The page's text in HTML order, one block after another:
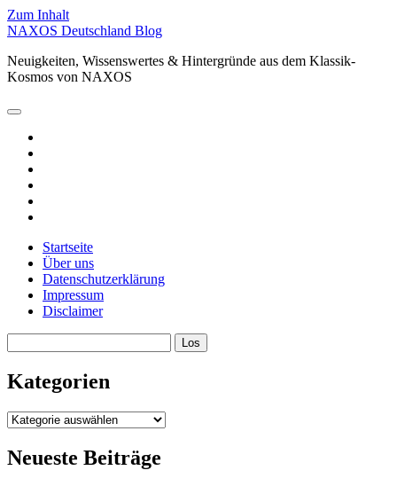
Zum Inhalt
NAXOS Deutschland Blog
Neuigkeiten, Wissenswertes & Hintergründe aus dem Klassik-
Kosmos von NAXOS
Hauptmenü
Startseite
Über uns
Datenschutzerklärung
Impressum
Disclaimer
Kategorien
Kategorien
Neueste Beiträge